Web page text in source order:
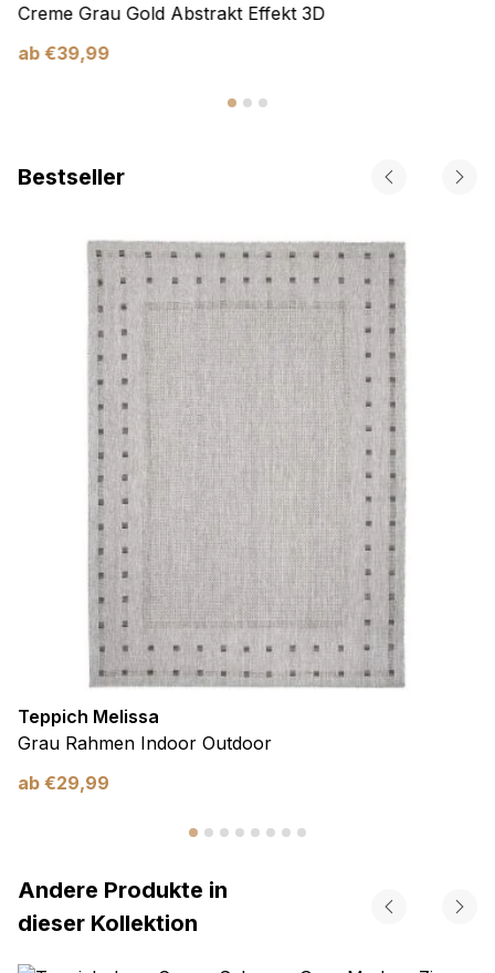
Creme Grau Gold Abstrakt Effekt 3D
ab €39,99
Bestseller
Teppich Melissa
Grau Rahmen Indoor Outdoor
ab €29,99
Andere Produkte in
dieser Kollektion